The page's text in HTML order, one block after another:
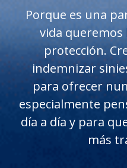
Porque es una
vida
protección.
indemnizar
para ofrecer
especialmente
día a día y para
más